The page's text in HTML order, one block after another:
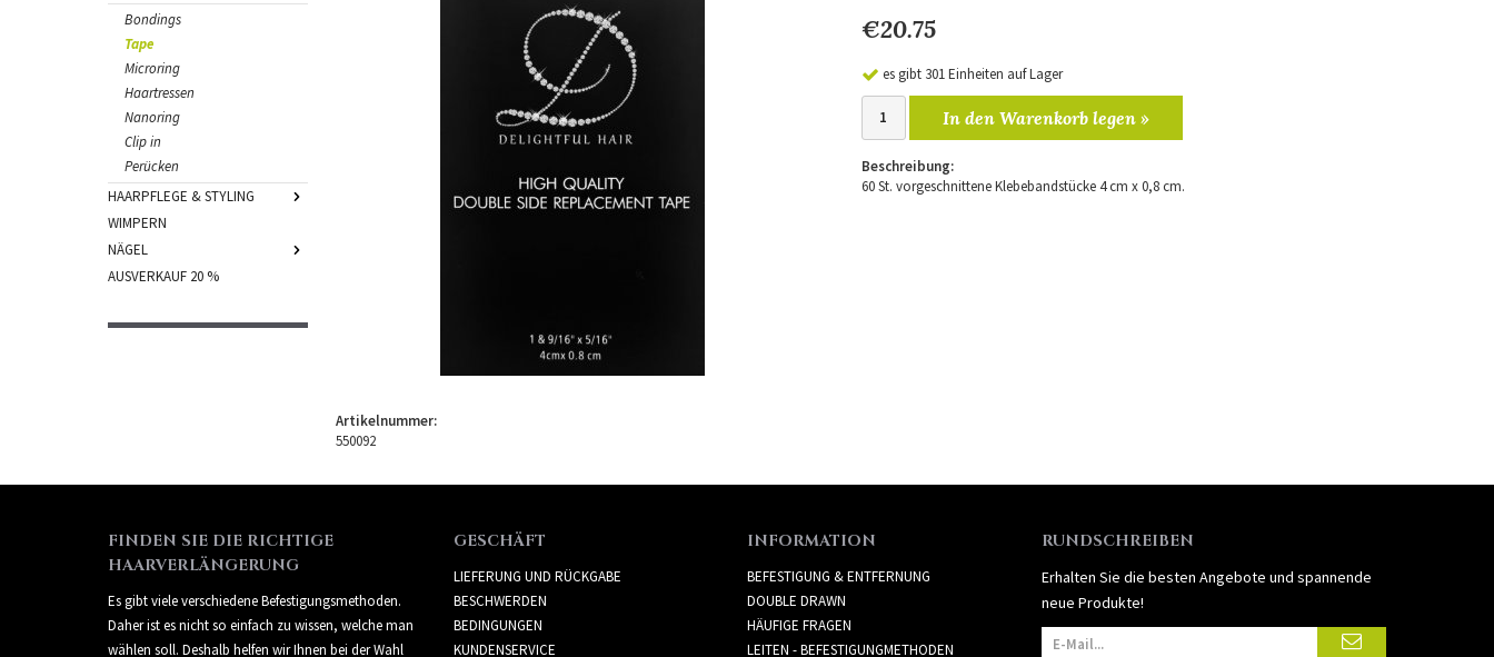
Bondings
Tape
Microring
Haartressen
Nanoring
Clip in
Perücken
HAARPFLEGE & STYLING
WIMPERN
NÄGEL
AUSVERKAUF 20 %
€20.75
es gibt 301 Einheiten auf Lager
In den Warenkorb legen »
Beschreibung:
60 St. vorgeschnittene Klebebandstücke 4 cm x 0,8 cm.
Artikelnummer:
550092
FINDEN SIE DIE RICHTIGE
HAARVERLÄNGERUNG
Es gibt viele verschiedene Befestigungsmethoden.
Daher ist es nicht so einfach zu wissen, welche man
wählen soll. Deshalb helfen wir Ihnen bei der Wahl
GESCHÄFT
LIEFERUNG UND RÜCKGABE
BESCHWERDEN
BEDINGUNGEN
KUNDENSERVICE
INFORMATION
BEFESTIGUNG & ENTFERNUNG
DOUBLE DRAWN
HÄUFIGE FRAGEN
LEITEN - BEFESTIGUNGMETHODEN
RUNDSCHREIBEN
Erhalten Sie die besten Angebote und spannende
neue Produkte!